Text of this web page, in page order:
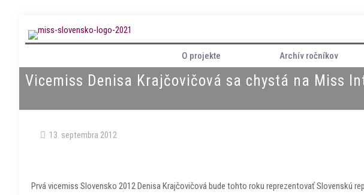
O projekte Archív ročníkov
Vicemiss Denisa Krajčovičová sa chystá na Miss
13. septembra 2012
Prvá vicemiss Slovensko 2012 Denisa Krajčovičová bude tohto roku reprezentovať Slovenskú